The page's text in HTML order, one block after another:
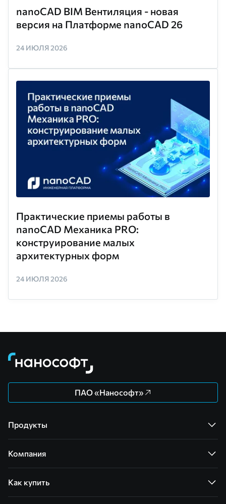
nanoCAD BIM Вентиляция - новая
версия на Платформе nanoCAD 26
24 ИЮЛЯ 2026
Практические приемы работы в
nanoCAD Механика PRO:
конструирование малых
архитектурных форм
24 ИЮЛЯ 2026
ПАО «Нанософт»
Продукты
Компания
Как купить